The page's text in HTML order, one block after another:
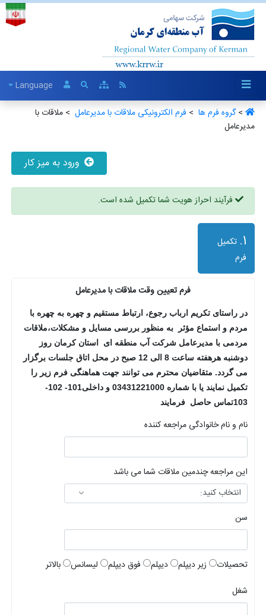
Language
>گروه فرم ها ‏ > فرم الکترونیکی ملاقات با مدیرعامل ‏ > ملاقات با
مدیرعامل
ورود به میز کار
فرآیند احراز هویت شما تکمیل شده است.
1. تکمیل
فرم
فرم تعیین وقت ملاقات با مدیرعامل
در راستای تکریم ارباب رجوع، ارتباط مستقیم و چهره به چهره با
مردم و استماع مؤثر
به منظور بررسی مسایل و مشکلات،ملاقات
مردمی با مدیرعامل شرکت آب منطقه ای استان کرمان روز
دوشنبه هرهفته ساعت 8 الی 12 صبح در محل اتاق جلسات برگزار
می گردد. متقاضیان محترم می توانند جهت هماهنگی فرم زیر را
تکمیل نمایند یا با شماره 03431221000 و داخلی101- 102-
103تماس حاصل فرمایند
نام و نام خانوادگی مراجعه کننده
این مراجعه چندمین ملاقات شما می باشد
سن
تحصیلات زیر دیپلم دیپلم فوق دیپلم لیسانس
بالاتر
شغل